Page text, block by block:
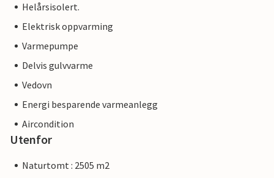
Helårsisolert.
Elektrisk oppvarming
Varmepumpe
Delvis gulvvarme
Vedovn
Energi besparende varmeanlegg
Aircondition
Utenfor
Naturtomt : 2505 m2